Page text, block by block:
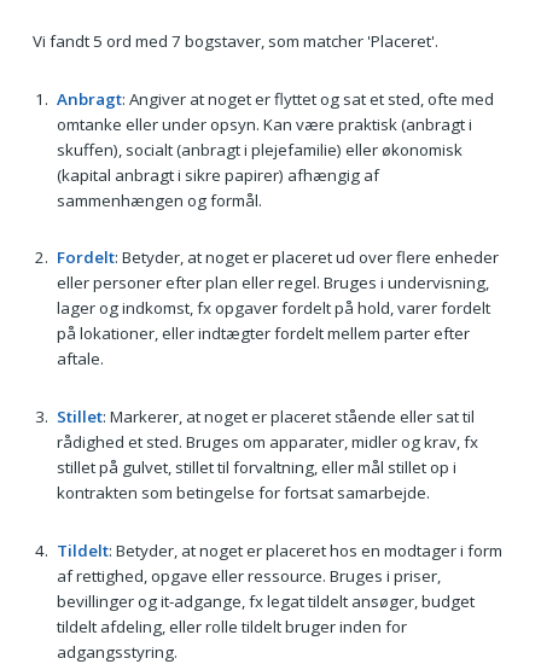
Vi fandt 5 ord med 7 bogstaver, som matcher 'Placeret'.
Anbragt: Angiver at noget er flyttet og sat et sted, ofte med
omtanke eller under opsyn. Kan være praktisk (anbragt i
skuffen), socialt (anbragt i plejefamilie) eller økonomisk
(kapital anbragt i sikre papirer) afhængig af
sammenhængen og formål.
Fordelt: Betyder, at noget er placeret ud over flere enheder
eller personer efter plan eller regel. Bruges i undervisning,
lager og indkomst, fx opgaver fordelt på hold, varer fordelt
på lokationer, eller indtægter fordelt mellem parter efter
aftale.
Stillet: Markerer, at noget er placeret stående eller sat til
rådighed et sted. Bruges om apparater, midler og krav, fx
stillet på gulvet, stillet til forvaltning, eller mål stillet op i
kontrakten som betingelse for fortsat samarbejde.
Tildelt: Betyder, at noget er placeret hos en modtager i form
af rettighed, opgave eller ressource. Bruges i priser,
bevillinger og it-adgange, fx legat tildelt ansøger, budget
tildelt afdeling, eller rolle tildelt bruger inden for
adgangsstyring.